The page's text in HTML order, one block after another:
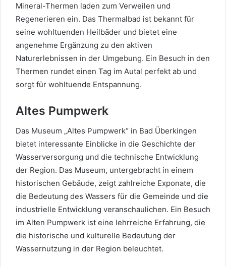
Mineral-Thermen laden zum Verweilen und
Regenerieren ein. Das Thermalbad ist bekannt für
seine wohltuenden Heilbäder und bietet eine
angenehme Ergänzung zu den aktiven
Naturerlebnissen in der Umgebung. Ein Besuch in den
Thermen rundet einen Tag im Autal perfekt ab und
sorgt für wohltuende Entspannung.
Altes Pumpwerk
Das Museum „Altes Pumpwerk“ in Bad Überkingen
bietet interessante Einblicke in die Geschichte der
Wasserversorgung und die technische Entwicklung
der Region. Das Museum, untergebracht in einem
historischen Gebäude, zeigt zahlreiche Exponate, die
die Bedeutung des Wassers für die Gemeinde und die
industrielle Entwicklung veranschaulichen. Ein Besuch
im Alten Pumpwerk ist eine lehrreiche Erfahrung, die
die historische und kulturelle Bedeutung der
Wassernutzung in der Region beleuchtet.